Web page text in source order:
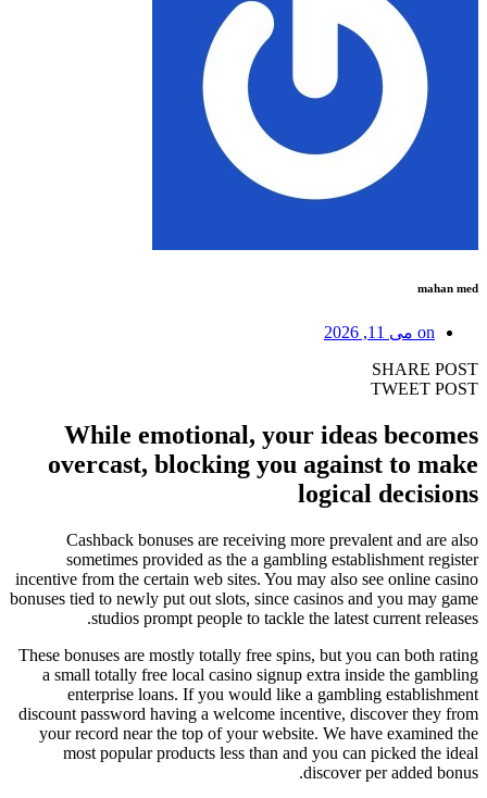
می 11, 2026
While emotional, your ideas
overcast, blocking you against to
logical
Cashback bonuses are receiving more prevalent
sometimes provided as the a gambling
incentive from the certain web sites. You may also see
bonuses tied to newly put out slots, since casinos and you
studios prompt people to tackle the latest current
These bonuses are mostly totally free spins, but you can
a small totally free local casino signup extra inside the
enterprise loans. If you would like a gambling
discount password having a welcome incentive, discover
your record near the top of your website. We have
most popular products less than and you can picked
discover per